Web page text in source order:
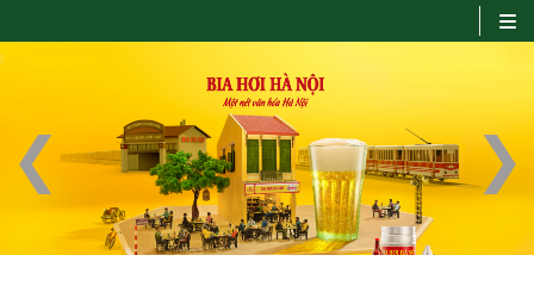
Prev Next